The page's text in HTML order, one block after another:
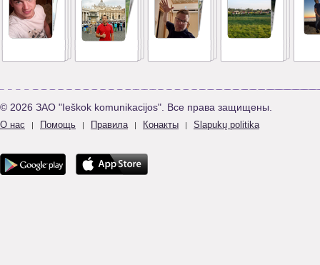
© 2026 ЗАО "Ieškok komunikacijos". Все права защищены.
О нас | Помощь | Правила | Конакты | Slapukų politika